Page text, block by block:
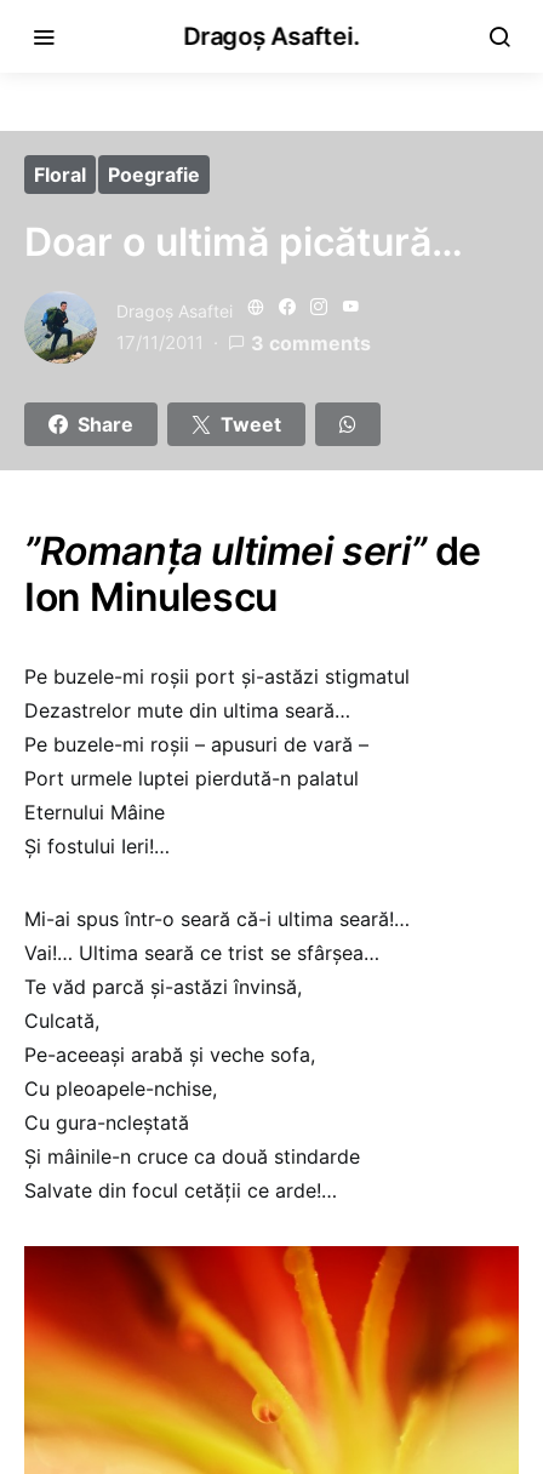
Dragoș Asaftei.
Floral Poegrafie
Doar o ultimă picătură…
Dragoş Asaftei
17/11/2011 3 comments
Share Tweet
”Romanța ultimei seri”de
Ion Minulescu
Pe buzele-mi roşii port şi-astăzi stigmatul
Dezastrelor mute din ultima seară…
Pe buzele-mi roşii – apusuri de vară –
Port urmele luptei pierdută-n palatul
Eternului Mâine
Şi fostului Ieri!…
Mi-ai spus într-o seară că-i ultima seară!…
Vai!… Ultima seară ce trist se sfârşea…
Te văd parcă şi-astăzi învinsă,
Culcată,
Pe-aceeaşi arabă şi veche sofa,
Cu pleoapele-nchise,
Cu gura-ncleştată
Şi mâinile-n cruce ca două stindarde
Salvate din focul cetăţii ce arde!…